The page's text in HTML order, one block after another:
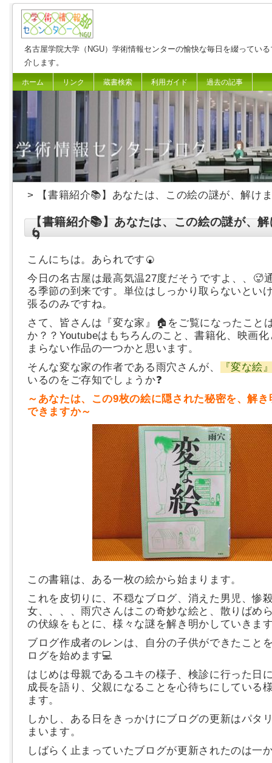
名古屋学院大学（NGU）学術情報センターの愉快な毎日を綴ってい
介します。
ホーム リンク 蔵書検索 利用ガイド 過去の記事
> 【書籍紹介📚】あなたは、この絵の謎が、解け
【書籍紹介📚】あなたは、この絵の謎が、
🌀
こんにちは。あられです🍘
今日の名古屋は最高気温27度だそうですよ、、🥵
る季節の到来です。単位はしっかり取らないとい
張るのみですね。
さて、皆さんは『変な家』🏠をご覧になったこと
か？？Youtubeはもちろんのこと、書籍化、映画
まらない作品の一つかと思います。
そんな変な家の作者である雨穴さんが、
『変な絵
いるのをご存知でしょうか❓
～あなたは、この9枚の絵に隠された秘密を、解
できますか～
この書籍は、ある一枚の絵から始まります。
これを皮切りに、不穏なブログ、消えた男児、惨
女、、、、雨穴さんはこの奇妙な絵と、散りばめ
の伏線をもとに、様々な謎を解き明かしていきま
ブログ作成者のレンは、自分の子供ができたこと
ログを始めます💻
はじめは母親であるユキの様子、検診に行った日
成長を語り、父親になることを心待ちにしている
ます。
しかし、ある日をきっかけにブログの更新はパタ
まいます。
しばらく止まっていたブログが更新されたのは一